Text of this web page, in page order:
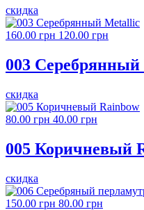
скидка
160.00 грн 120.00 грн
003
скидка
80.00 грн 40.00 грн
005 Коричневый
скидка
150.00 грн 80.00 грн